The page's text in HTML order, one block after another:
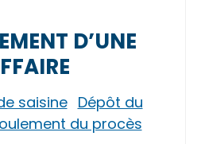
D’UNE
saisine Dépôt du
du procès